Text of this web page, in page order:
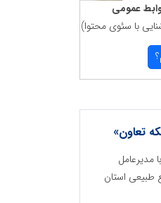
عمومی
با سئوی محتوا)
تعاون»
مدیرعامل
طبیعی استان